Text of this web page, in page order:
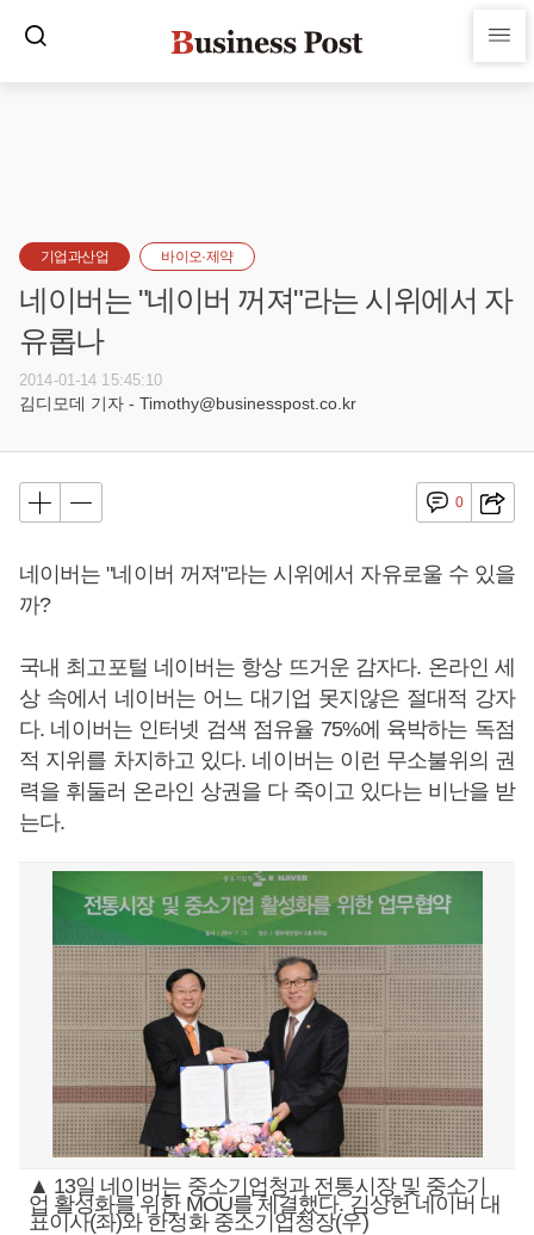
기업과산업 바이오·제약
네이버는 "네이버 꺼져"라는 시위에서 자
유롭나
2014-01-14 15:45:10
김디모데 기자 - Timothy@businesspost.co.kr
0
네이버는 "네이버 꺼져"라는 시위에서 자유로울 수 있을
까?
국내 최고포털 네이버는 항상 뜨거운 감자다. 온라인 세
상 속에서 네이버는 어느 대기업 못지않은 절대적 강자
다. 네이버는 인터넷 검색 점유율 75%에 육박하는 독점
적 지위를 차지하고 있다. 네이버는 이런 무소불위의 권
력을 휘둘러 온라인 상권을 다 죽이고 있다는 비난을 받
는다.
▲ 13일 네이버는 중소기업청과 전통시장 및 중소기
업 활성화를 위한 MOU를 체결했다. 김상헌 네이버 대
표이사(좌)와 한정화 중소기업청장(우)